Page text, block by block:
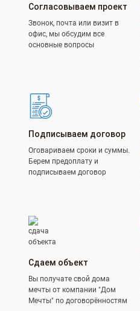
Согласовываем проект
Звонок, почта или визит в
офис, мы обсудим все
основные вопросы
Подписываем договор
Оговариваем сроки и суммы.
Берем предоплату и
подписываем договор
Сдаем объект
Вы получате свой дома
мечты от компании "Дом
Мечты" по договорённостям